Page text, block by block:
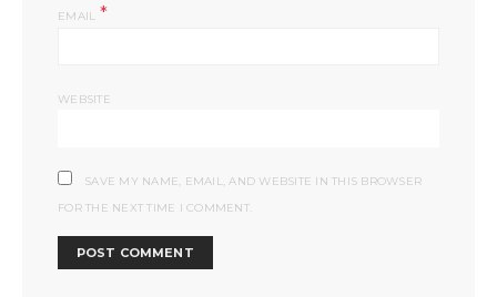
EMAIL *
WEBSITE
SAVE MY NAME, EMAIL, AND WEBSITE IN THIS BROWSER
FOR THE NEXT TIME I COMMENT.